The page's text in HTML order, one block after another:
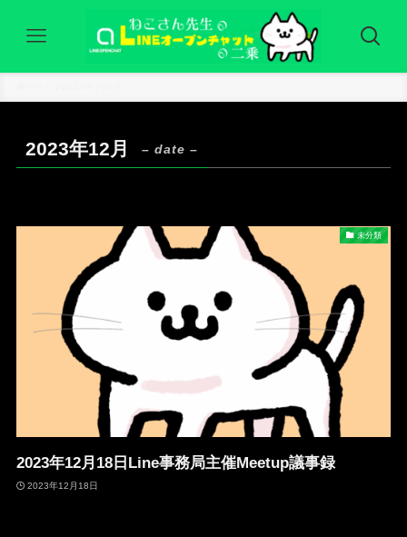
2023年12月 – date –
未分類
2023年12月18日Line事務局主催Meetup議事録
2023年12月18日